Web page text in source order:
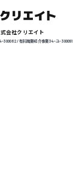
会社クリエイト
300062 / 有料職業紹介事業 34-ユ-300091